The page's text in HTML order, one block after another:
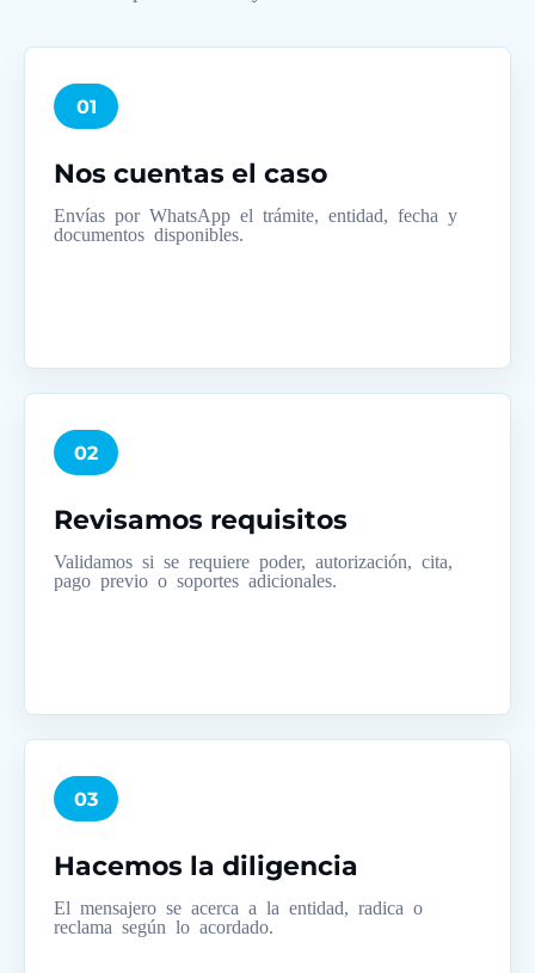
01
Nos cuentas el caso
Envías por WhatsApp el trámite, entidad, fecha y
documentos disponibles.
02
Revisamos requisitos
Validamos si se requiere poder, autorización, cita,
pago previo o soportes adicionales.
03
Hacemos la diligencia
El mensajero se acerca a la entidad, radica o
reclama según lo acordado.